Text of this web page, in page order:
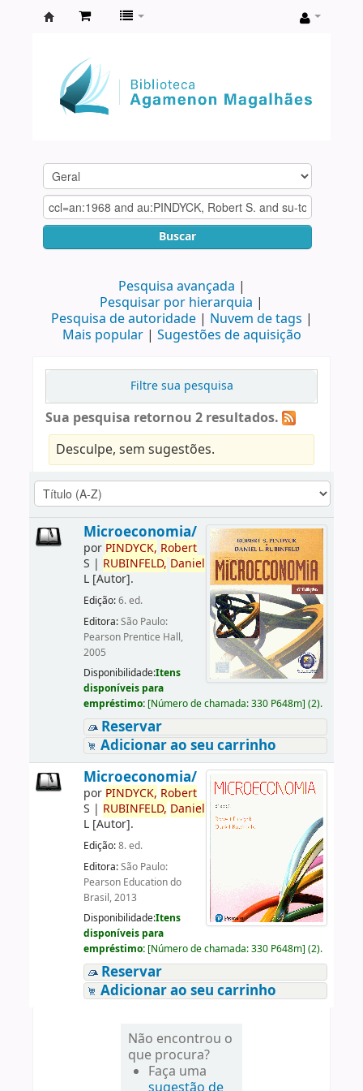
Agamenon
Magalhães
Buscar
Pesquisa avançada
Pesquisar por hierarquia
Pesquisa de autoridade
Nuvem de tags
Mais popular
Sugestões de aquisição
Filtre sua pesquisa
Sua pesquisa retornou 2 resultados.
Desculpe, sem sugestões.
Microeconomia/
por PINDYCK, Robert
S | RUBINFELD, Daniel
L[Autor].
Edição:6. ed.
Editora:São Paulo:
Pearson Prentice Hall,
2005
Disponibilidade:Itens
disponíveis para
empréstimo: [Número de chamada:330 P648m] (2).
Reservar
Adicionar ao seu carrinho
Microeconomia/
por PINDYCK, Robert
S | RUBINFELD, Daniel
L[Autor].
Edição:8. ed.
Editora:São Paulo:
Pearson Education do
Brasil, 2013
Disponibilidade:Itens
disponíveis para
empréstimo: [Número de chamada:330 P648m] (2).
Reservar
Adicionar ao seu carrinho
Não encontrou o
que procura?
Faça uma